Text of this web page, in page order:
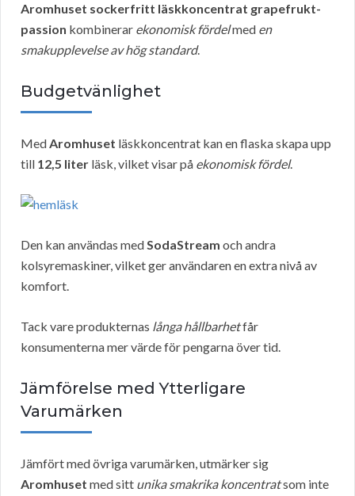
Aromhuset sockerfritt läskkoncentrat grapefrukt-
passion kombinerar ekonomisk fördelmed en
smakupplevelse av hög standard.
Budgetvänlighet
MedAromhuset läskkoncentrat kan en flaska skapa upp
till 12,5 liter läsk, vilket visar på ekonomisk fördel.
Den kan användas medSodaStream och andra
kolsyremaskiner, vilket ger användaren en extra nivå av
komfort.
Tack vare produkternas långa hållbarhetfår
konsumenterna mer värde för pengarna över tid.
Jämförelse med Ytterligare
Varumärken
Jämfört med övriga varumärken, utmärker sig
Aromhuset med sitt unika smakrika koncentratsom inte